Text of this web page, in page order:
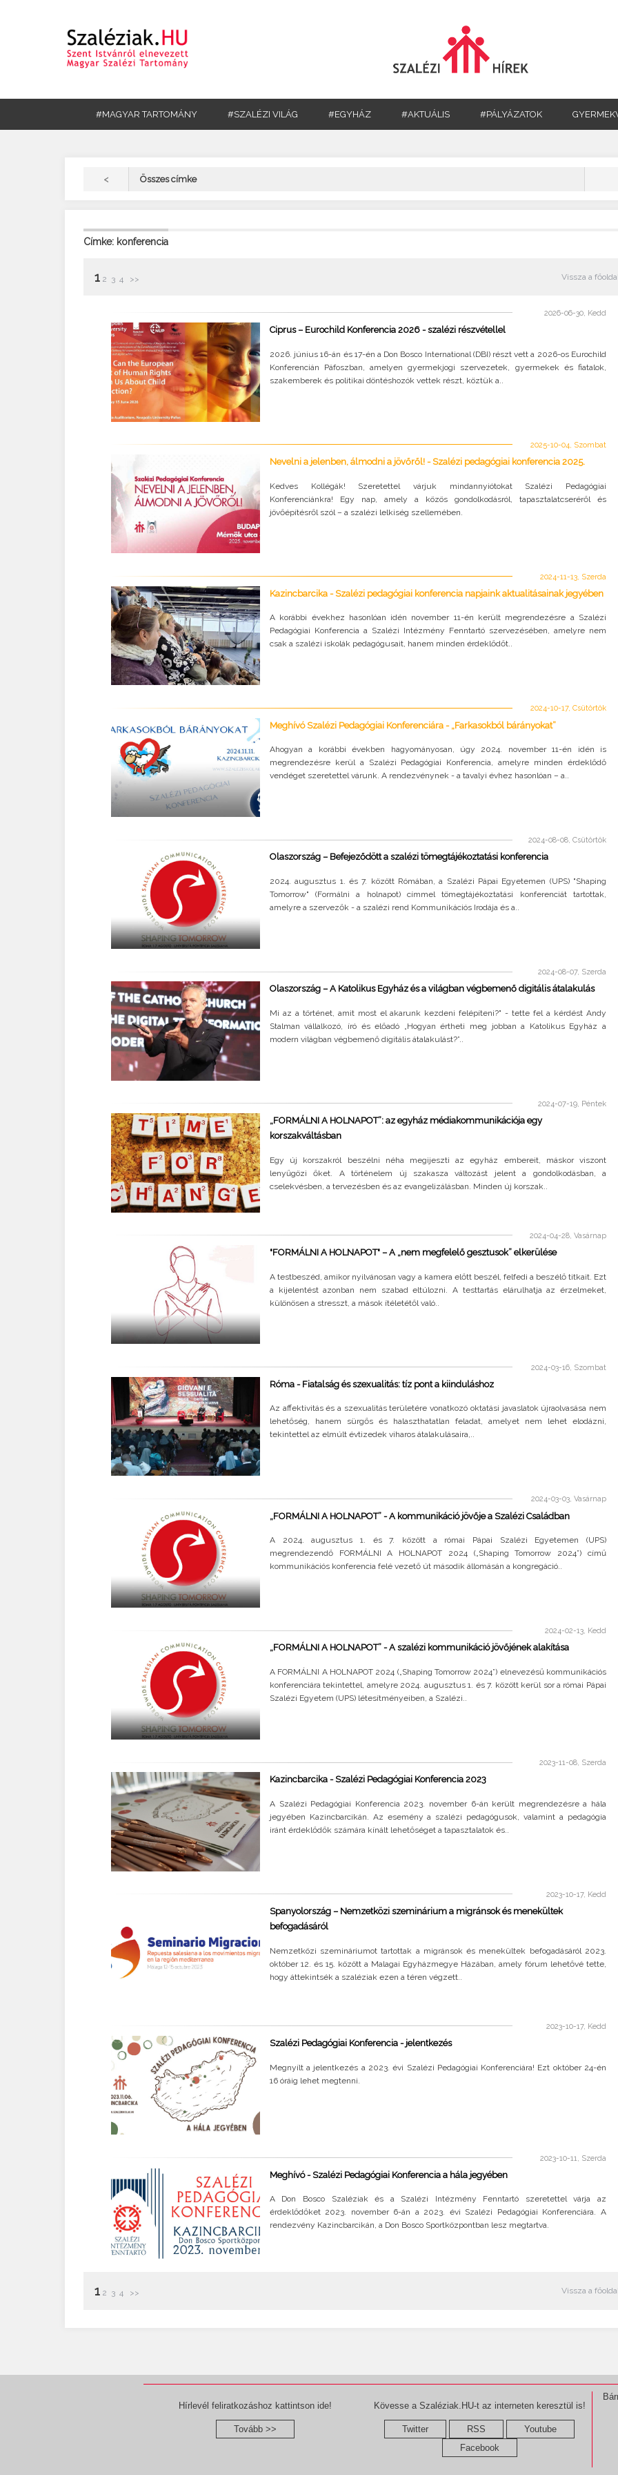
#MAGYAR TARTOMÁNY #SZALÉZI VILÁG #EGYHÁZ #AKTUÁLIS #PÁLYÁZATOK
< Összes címke
Címke: konferencia
Vissza a
1 2 3 4 >>
2026-06-30, Kedd
Ciprus – Eurochild Konferencia 2026 - szalézi részvétellel
2026. június 16-án és 17-én a Don Bosco International (DBI) részt vett a 2026-os Eurochild
Konferencián Páfoszban, amelyen gyermekjogi szervezetek, gyermekek és fiatalok,
szakemberek és politikai döntéshozók vettek részt, köztük a..
2025-10-04, Szombat
Nevelni a jelenben, álmodni a jövőről! - Szalézi pedagógiai konferencia 2025.
Kedves Kollégák! Szeretettel várjuk mindannyiótokat Szalézi Pedagógiai
Konferenciánkra! Egy nap, amely a közös gondolkodásról, tapasztalatcseréről és
jövőépítésről szól – a szalézi lelkiség szellemében.
2024-11-13, Szerda
Kazincbarcika - Szalézi pedagógiai konferencia napjaink aktualitásainak jegyében
A korábbi évekhez hasonlóan idén november 11-én került megrendezésre a Szalézi
Pedagógiai Konferencia a Szalézi Intézmény Fenntartó szervezésében, amelyre nem
csak a szalézi iskolák pedagógusait, hanem minden érdeklődőt..
2024-10-17, Csütörtök
Meghívó Szalézi Pedagógiai Konferenciára - „Farkasokból bárányokat”
Ahogyan a korábbi években hagyományosan, úgy 2024. november 11-én idén is
megrendezésre kerül a Szalézi Pedagógiai Konferencia, amelyre minden érdeklődő
vendéget szeretettel várunk. A rendezvénynek - a tavalyi évhez hasonlóan – a..
2024-08-08, Csütörtök
Olaszország – Befejeződött a szalézi tömegtájékoztatási konferencia
2024. augusztus 1. és 7. között Rómában, a Szalézi Pápai Egyetemen (UPS) "Shaping
Tomorrow" (Formálni a holnapot) címmel tömegtájékoztatási konferenciát tartottak,
amelyre a szervezők - a szalézi rend Kommunikációs Irodája és a..
2024-08-07, Szerda
Olaszország – A Katolikus Egyház és a világban végbemenő digitális átalakulás
Mi az a történet, amit most el akarunk kezdeni felépíteni?" - tette fel a kérdést Andy
Stalman vállalkozó, író és előadó „Hogyan értheti meg jobban a Katolikus Egyház a
modern világban végbemenő digitális átalakulást?”..
2024-07-19, Péntek
„FORMÁLNI A HOLNAPOT”: az egyház médiakommunikációja egy
korszakváltásban
Egy új korszakról beszélni néha megijeszti az egyház embereit, máskor viszont
lenyűgözi őket. A történelem új szakasza változást jelent a gondolkodásban, a
cselekvésben, a tervezésben és az evangelizálásban. Minden új korszak..
2024-04-28, Vasárnap
"FORMÁLNI A HOLNAPOT" – A „nem megfelelő gesztusok” elkerülése
A testbeszéd, amikor nyilvánosan vagy a kamera előtt beszél, felfedi a beszélő titkait. Ezt
a kijelentést azonban nem szabad eltúlozni. A testtartás elárulhatja az érzelmeket,
különösen a stresszt, a mások ítéletétől való..
2024-03-16, Szombat
Róma - Fiatalság és szexualitás: tíz pont a kiinduláshoz
Az affektivitás és a szexualitás területére vonatkozó oktatási javaslatok újraolvasása nem
lehetőség, hanem sürgős és halaszthatatlan feladat, amelyet nem lehet elodázni,
tekintettel az elmúlt évtizedek viharos átalakulásaira,..
2024-03-03, Vasárnap
„FORMÁLNI A HOLNAPOT” - A kommunikáció jövője a Szalézi Családban
A 2024. augusztus 1. és 7. között a római Pápai Szalézi Egyetemen (UPS)
megrendezendő FORMÁLNI A HOLNAPOT 2024 („Shaping Tomorrow 2024”) című
kommunikációs konferencia felé vezető út második állomásán a kongregáció..
2024-02-13, Kedd
„FORMÁLNI A HOLNAPOT” - A szalézi kommunikáció jövőjének alakítása
A FORMÁLNI A HOLNAPOT 2024 („Shaping Tomorrow 2024”) elnevezésű kommunikációs
konferenciára tekintettel, amelyre 2024. augusztus 1. és 7. között kerül sor a római Pápai
Szalézi Egyetem (UPS) létesítményeiben, a Szalézi..
2023-11-08, Szerda
Kazincbarcika - Szalézi Pedagógiai Konferencia 2023
A Szalézi Pedagógiai Konferencia 2023. november 6-án került megrendezésre a hála
jegyében Kazincbarcikán. Az esemény a szalézi pedagógusok, valamint a pedagógia
iránt érdeklődők számára kínált lehetőséget a tapasztalatok és..
2023-10-17, Kedd
Spanyolország – Nemzetközi szeminárium a migránsok és menekültek
befogadásáról
Nemzetközi szemináriumot tartottak a migránsok és menekültek befogadásáról 2023.
október 12. és 15. között a Malagai Egyházmegye Házában, amely fórum lehetővé tette,
hogy áttekintsék a szaléziak ezen a téren végzett..
2023-10-17, Kedd
Szalézi Pedagógiai Konferencia - jelentkezés
Megnyílt a jelentkezés a 2023. évi Szalézi Pedagógiai Konferenciára! Ezt október 24-én
16 óráig lehet megtenni.
2023-10-11, Szerda
Meghívó - Szalézi Pedagógiai Konferencia a hála jegyében
A Don Bosco Szaléziak és a Szalézi Intézmény Fenntartó szeretettel várja az
érdeklődőket 2023. november 6-án a 2023. évi Szalézi Pedagógiai Konferenciára. A
rendezvény Kazincbarcikán, a Don Bosco Sportközpontban lesz megtartva.
Vissza a
1 2 3 4 >>
Hírlevél feliratkozáshoz kattintson ide!
Tovább >>
Kövesse a Szaléziak.HU-t az interneten keresztül is!
Twitter RSS
Youtube
Facebook